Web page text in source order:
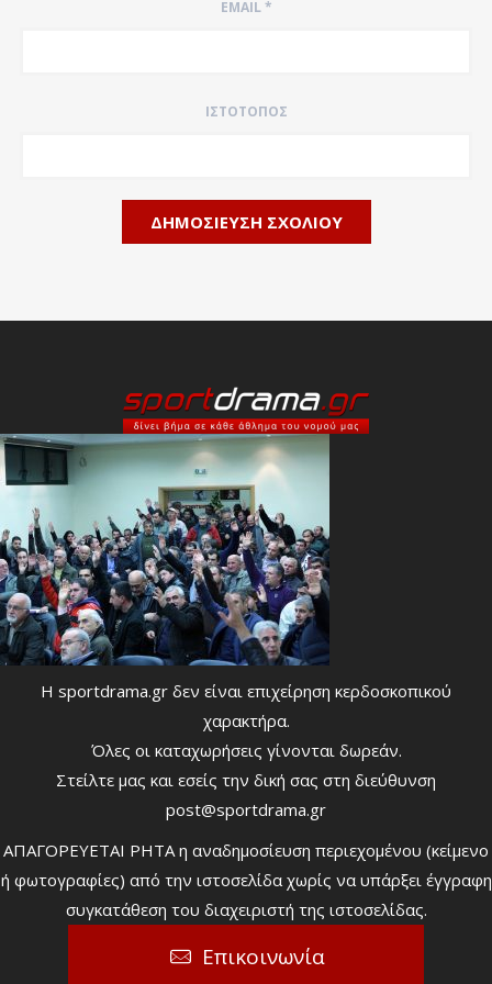
EMAIL*
ΙΣΤΌΤΟΠΟΣ
Η sportdrama.gr δεν είναι επιχείρηση κερδοσκοπικού
χαρακτήρα.
Όλες οι καταχωρήσεις γίνονται δωρεάν.
Στείλτε μας και εσείς την δική σας στη διεύθυνση
post@sportdrama.gr
ΑΠΑΓΟΡΕΥΕΤΑΙ ΡΗΤΑ η αναδημοσίευση περιεχομένου (κείμενο
ή φωτογραφίες) από την ιστοσελίδα χωρίς να υπάρξει έγγραφη
συγκατάθεση του διαχειριστή της ιστοσελίδας.
Επικοινωνία